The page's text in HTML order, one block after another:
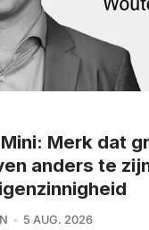
Merk dat
anders te
5 AUG. 2026